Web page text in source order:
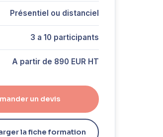
Présentiel ou distanciel
3 a 10 participants
A partir de 890 EUR HT
un devis
la fiche formation